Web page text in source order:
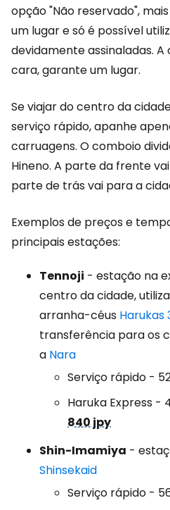
opção "Não reservado",
um lugar e só é possível
devidamente assinaladas. A
cara, garante um lugar.
Se viajar do centro da
serviço rápido, apanhe
carruagens. O comboio
Hineno. A parte da frente
parte de trás vai para a
Exemplos de preços e
principais estações:
Tennoji - estação na
centro da cidade,
arranha-céus Harukas
transferência para os
a Nara
Serviço rápido -
Haruka Express -
840 jpy
Shin-Imamiya -
Shinsekaid
Serviço rápido -